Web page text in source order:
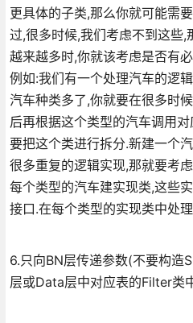
更具体的子类,那么你就可能需
过,很多时候,我们考虑不到这些,
越来越多时,你就该考虑是否有
例如:我们有一个处理汽车的逻
汽车种类多了,你就要在很多时
后再根据这个类型的汽车调用
要把这个类进行拆分.新建一个
很多重复的逻辑实现,那就要考
每个类型的汽车建实现类,这些
接口.在每个类型的实现类中处
6.只向BN层传递参数(不要构造
层或Data层中对应表的Filter类